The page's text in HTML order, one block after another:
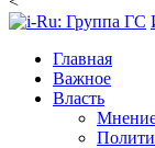
Главная
Важное
Власть